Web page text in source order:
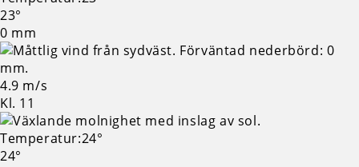
23°
0 mm
4.9 m/s
Kl. 11
24°